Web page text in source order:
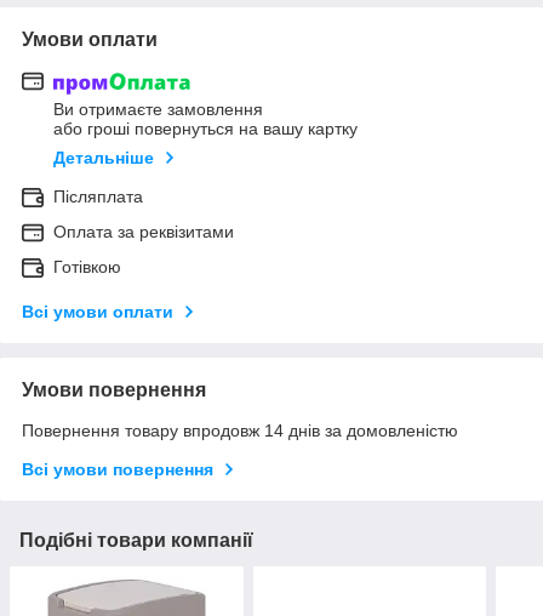
Умови оплати
Ви отримаєте замовлення
або гроші повернуться на вашу картку
Детальніше
Післяплата
Оплата за реквізитами
Готівкою
Всі умови оплати
Умови повернення
Повернення товару впродовж 14 днів за домовленістю
Всі умови повернення
Подібні товари компанії